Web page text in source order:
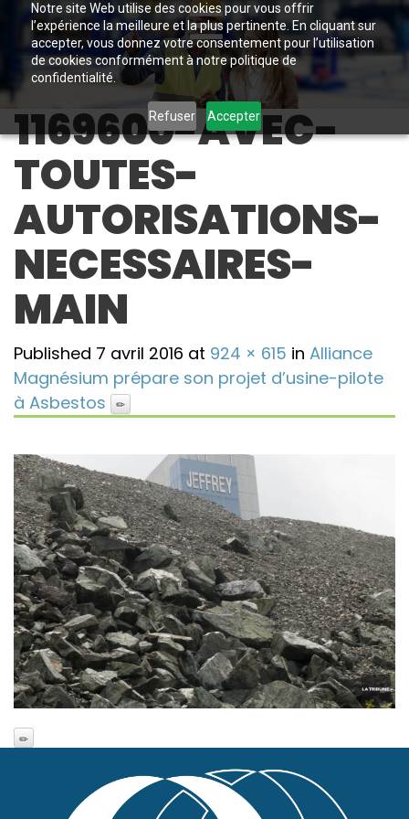
Notre site Web utilise des cookies pour vous offrir
l’expérience la meilleure et la plus pertinente. En cliquant sur
accepter, vous donnez votre consentement pour l’utilisation
de cookies conformément à notre politique de
confidentialité.
Refuser Accepter
1169600-AVEC-
TOUTES-
AUTORISATIONS-
NECESSAIRES-
MAIN
Published 7 avril 2016 at 924 × 615 in Alliance
Magnésium prépare son projet d’usine-pilote
à Asbestos